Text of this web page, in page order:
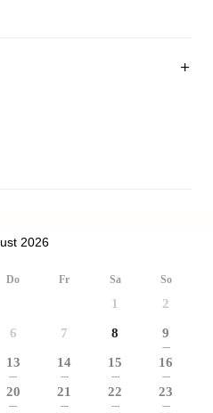
2026
Do Fr Sa So
1 2
6 7 8 9
---
13
---
14
---
15
---
16
---
20
---
21
---
22
---
23
---